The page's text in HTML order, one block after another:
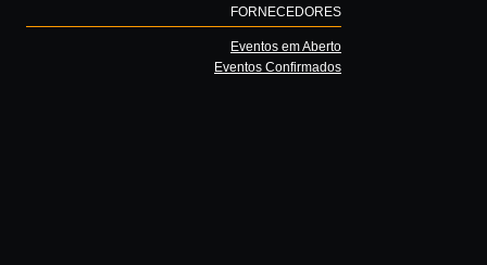
FORNECEDORES
Eventos em Aberto
Eventos Confirmados